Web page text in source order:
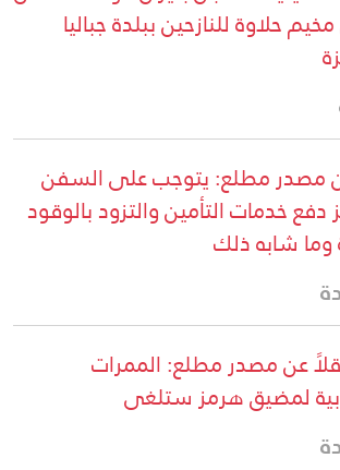
حلاوة للنازحين ببلدة جباليا
مصدر مطلع: يتوجب على السفن
خدمات التأمين والتزود بالوقود
وما شابه ذلك
عن مصدر مطلع: الممرات
لمضيق هرمز ستلغى